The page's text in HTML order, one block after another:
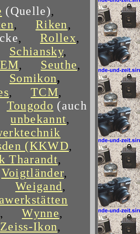
(Quelle),
, Riken,
, Rollex,
Schiansky,
, Seuthe,
Somikon,
,TCM,
Tougodo (auch
unbekannt,
(KKWD,
Tharandt,
Voigtländer,
Weigand,
,Wynne,
Zeiss-Ikon,